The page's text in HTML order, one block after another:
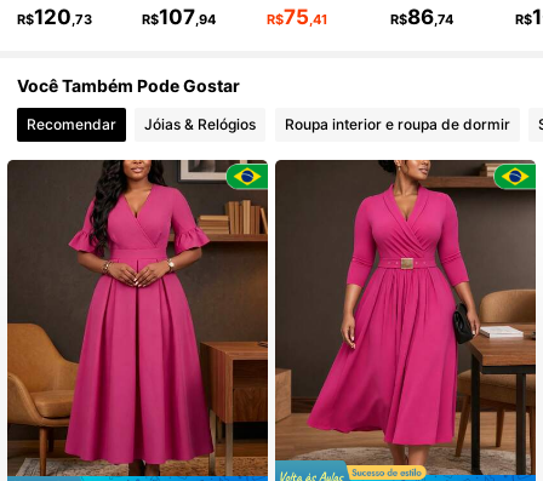
4,77 13K Seguidores
4,77 13K Seguidores
4,77 13K Seguidores
4,77 13K Seguidores
13K Seguidores
R$120,73 R$107,94 R$75,41 R$86,74 R$
Você Também Pode Gostar
Recomendar Jóias & Relógios Roupa interior e roupa de dormir